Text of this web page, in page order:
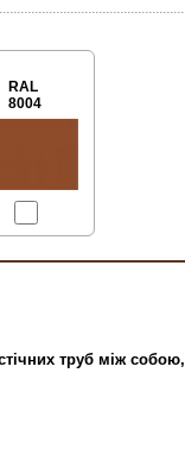
RAL
8004
труб між собою,